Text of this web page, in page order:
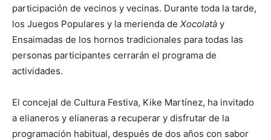
participación de vecinos y vecinas. Durante toda la tarde,
los Juegos Populares y la merienda de Xocolatà y
Ensaimadas de los hornos tradicionales para todas las
personas participantes cerrarán el programa de
actividades.
El concejal de Cultura Festiva, Kike Martínez, ha invitado
a elianeros y elianeras a recuperar y disfrutar de la
programación habitual, después de dos años con sabor